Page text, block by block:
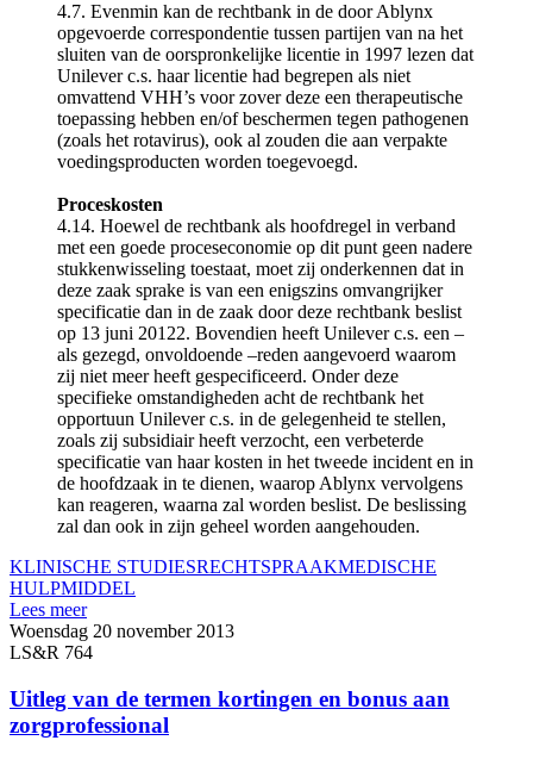
4.7. Evenmin kan de rechtbank in de door Ablynx
opgevoerde correspondentie tussen partijen van na het
sluiten van de oorspronkelijke licentie in 1997 lezen dat
Unilever c.s. haar licentie had begrepen als niet
omvattend VHH’s voor zover deze een therapeutische
toepassing hebben en/of beschermen tegen pathogenen
(zoals het rotavirus), ook al zouden die aan verpakte
voedingsproducten worden toegevoegd.
Proceskosten
4.14. Hoewel de rechtbank als hoofdregel in verband
met een goede proceseconomie op dit punt geen nadere
stukkenwisseling toestaat, moet zij onderkennen dat in
deze zaak sprake is van een enigszins omvangrijker
specificatie dan in de zaak door deze rechtbank beslist
op 13 juni 20122. Bovendien heeft Unilever c.s. een –
als gezegd, onvoldoende –reden aangevoerd waarom
zij niet meer heeft gespecificeerd. Onder deze
specifieke omstandigheden acht de rechtbank het
opportuun Unilever c.s. in de gelegenheid te stellen,
zoals zij subsidiair heeft verzocht, een verbeterde
specificatie van haar kosten in het tweede incident en in
de hoofdzaak in te dienen, waarop Ablynx vervolgens
kan reageren, waarna zal worden beslist. De beslissing
zal dan ook in zijn geheel worden aangehouden.
KLINISCHE STUDIESRECHTSPRAAKMEDISCHE
HULPMIDDEL
Lees meer
Woensdag 20 november 2013
LS&R 764
Uitleg van de termen kortingen en bonus aan
zorgprofessional